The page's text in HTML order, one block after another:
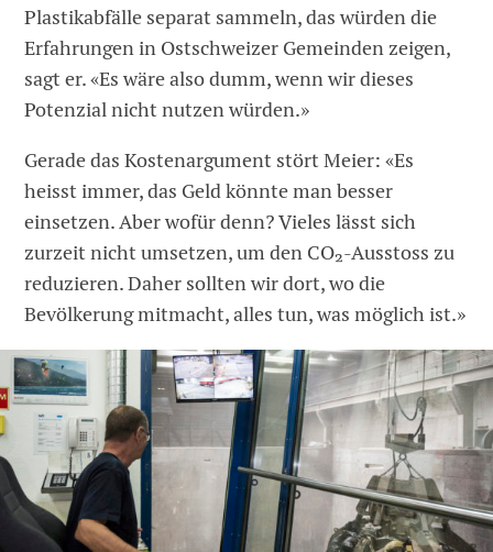
Plastikabfälle separat sammeln, das würden die
Erfahrungen in Ostschweizer Gemeinden zeigen,
sagt er. «Es wäre also dumm, wenn wir dieses
Potenzial nicht nutzen würden.»
Gerade das Kostenargument stört Meier: «Es
heisst immer, das Geld könnte man besser
einsetzen. Aber wofür denn? Vieles lässt sich
zurzeit nicht umsetzen, um den CO₂-Ausstoss zu
reduzieren. Daher sollten wir dort, wo die
Bevölkerung mitmacht, alles tun, was möglich ist.»